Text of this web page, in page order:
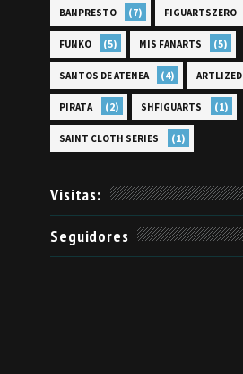
BANPRESTO (7) FIGUARTSZERO
FUNKO (5) MIS FANARTS (5)
SANTOS DE ATENEA (4) ARTLIZED
PIRATA (2) SHFIGUARTS (1)
SAINT CLOTH SERIES (1)
Visitas:
Seguidores